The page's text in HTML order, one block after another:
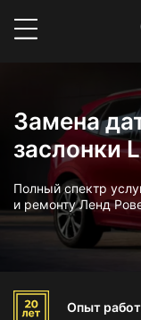
Замена
заслонки
Полный спектр
и ремонту Ленд
Опыт